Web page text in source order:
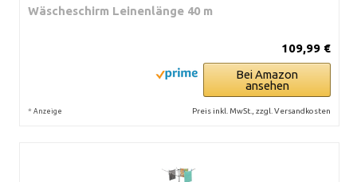
Wäscheschirm Leinenlänge 40 m
109,99 €
Bei Amazon
ansehen
* Anzeige Preis inkl. MwSt., zzgl. Versandkosten